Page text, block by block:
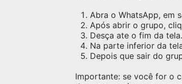
Abra o WhatsApp, em
Após abrir o grupo,
Desça ate o fim da tela.
Na parte inferior da
Depois que sair do
Importante: se você for o